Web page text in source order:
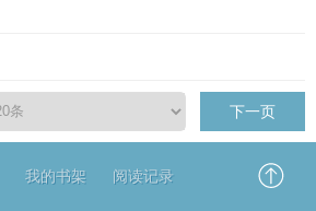
下一页
我的书架 阅读记录